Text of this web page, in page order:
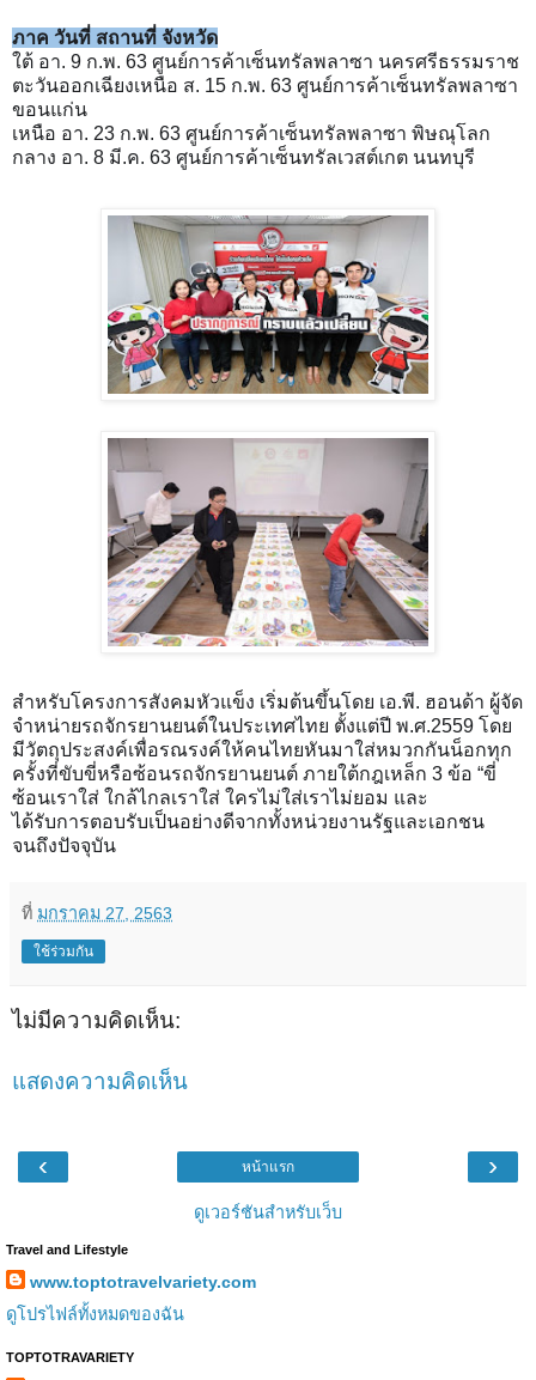
ภาค วันที่ สถานที่ จังหวัด
ใต้ อา. 9 ก.พ. 63 ศูนย์การค้าเซ็นทรัลพลาซา นครศรีธรรมราช
ตะวันออกเฉียงเหนือ ส. 15 ก.พ. 63 ศูนย์การค้าเซ็นทรัลพลาซา
ขอนแก่น
เหนือ อา. 23 ก.พ. 63 ศูนย์การค้าเซ็นทรัลพลาซา พิษณุโลก
กลาง อา. 8 มี.ค. 63 ศูนย์การค้าเซ็นทรัลเวสต์เกต นนทบุรี
สำหรับโครงการสังคมหัวแข็ง เริ่มต้นขึ้นโดย เอ.พี. ฮอนด้า ผู้จัด
จำหน่ายรถจักรยานยนต์ในประเทศไทย ตั้งแต่ปี พ.ศ.2559 โดย
มีวัตถุประสงค์เพื่อรณรงค์ให้คนไทยหันมาใส่หมวกกันน็อกทุก
ครั้งที่ขับขี่หรือซ้อนรถจักรยานยนต์ ภายใต้กฎเหล็ก 3 ข้อ “ขี่
ซ้อนเราใส่ ใกล้ไกลเราใส่ ใครไม่ใส่เราไม่ยอม และ
ได้รับการตอบรับเป็นอย่างดีจากทั้งหน่วยงานรัฐและเอกชน
จนถึงปัจจุบัน
ที่ มกราคม 27, 2563
ใช้ร่วมกัน
ไม่มีความคิดเห็น:
แสดงความคิดเห็น
‹ ›
หน้าแรก
ดูเวอร์ชันสำหรับเว็บ
Travel and Lifestyle
www.toptotravelvariety.com
ดูโปรไฟล์ทั้งหมดของฉัน
TOPTOTRAVARIETY